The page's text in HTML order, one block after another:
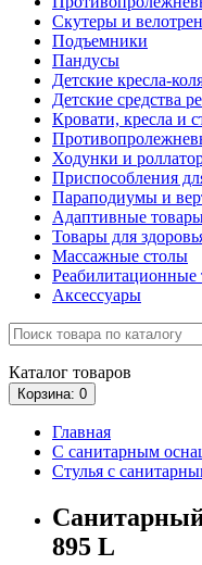
Скутеры и
Подъемники
Пандусы
Детские кресла-
Детские средства
Кровати, кресла и
Ходунки и
Приспособления
Параподиумы и
Адаптивные
Товары для
Массажные столы
Реабилитационные
Аксессуары
Каталог товаров
Корзина: 0
Главная
С санитарным
Стулья с
895 L